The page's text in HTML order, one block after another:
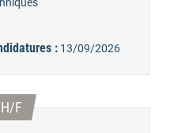
: 13/09/2026
F (Nouvelle fenêtre)